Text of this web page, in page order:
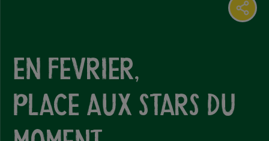
En fevrier,
place aux stars du